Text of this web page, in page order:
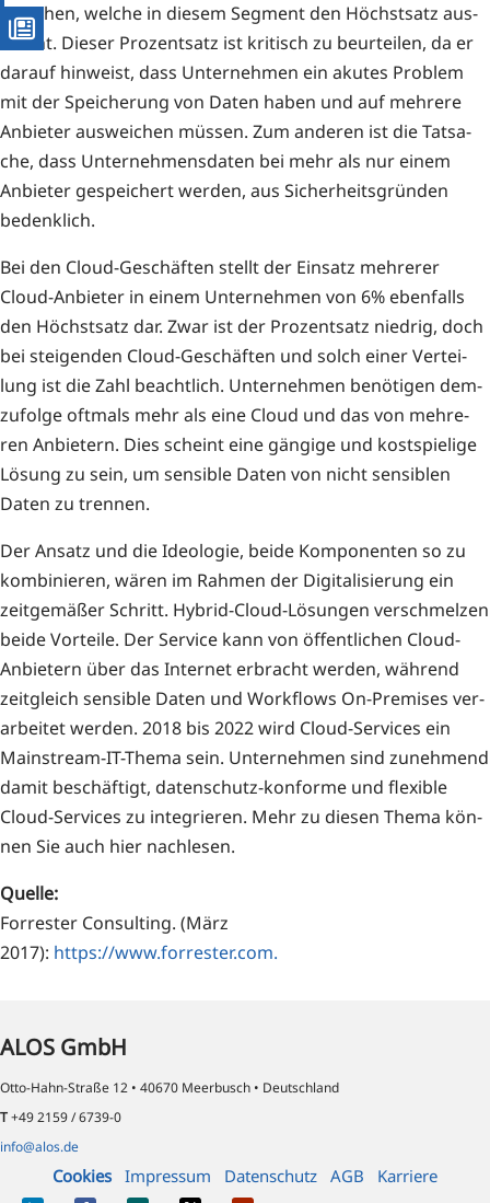
bezie­hen, wel­che in die­sem Seg­ment den Höchst­satz aus­
macht. Die­ser Pro­zent­satz ist kri­tisch zu beur­tei­len, da er
dar­auf hin­weist, dass Unter­neh­men ein aku­tes Pro­blem
mit der Spei­che­rung von Daten haben und auf meh­re­re
Anbie­ter aus­wei­chen müs­sen. Zum ande­ren ist die Tat­sa­
che, dass Unter­neh­mens­da­ten bei mehr als nur einem
Anbie­ter gespei­chert wer­den, aus Sicher­heits­grün­den
bedenklich.
Bei den Cloud-Geschäf­ten stellt der Ein­satz meh­re­rer
Cloud-Anbie­ter in einem Unter­neh­men von 6% eben­falls
den Höchst­satz dar. Zwar ist der Pro­zent­satz nied­rig, doch
bei stei­gen­den Cloud-Geschäf­ten und solch einer Ver­tei­
lung ist die Zahl beacht­lich. Unter­neh­men benö­ti­gen dem­
zu­fol­ge oft­mals mehr als eine Cloud und das von meh­re­
ren Anbie­tern. Dies scheint eine gän­gi­ge und kost­spie­li­ge
Lösung zu sein, um sen­si­ble Daten von nicht sen­si­blen
Daten zu trennen.
Der Ansatz und die Ideo­lo­gie, bei­de Kom­po­nen­ten so zu
kom­bi­nie­ren, wären im Rah­men der Digi­ta­li­sie­rung ein
zeit­ge­mä­ßer Schritt. Hybrid-Cloud-Lösun­gen ver­schmel­zen
bei­de Vor­tei­le. Der Ser­vice kann von öffent­li­chen Cloud-
Anbie­tern über das Inter­net erbracht wer­den, wäh­rend
zeit­gleich sen­si­ble Daten und Work­flows On-Pre­mi­ses ver­
ar­bei­tet wer­den. 2018 bis 2022 wird Cloud-Ser­vices ein
Main­stream-IT-The­ma sein. Unter­neh­men sind zuneh­mend
damit beschäf­tigt, daten­schutz-kon­for­me und fle­xi­ble
Cloud-Ser­vices zu inte­grie­ren. Mehr zu die­sen The­ma kön­
nen Sie auch hier nachlesen.
Quel­le:
For­res­ter Con­sul­ting. (März
2017): https://www.forrester.com.
ALOS GmbH
Otto-Hahn-Straße 12 • 40670 Meerbusch • Deutschland
T+49 2159 / 6739-0
info@alos.de
Cookies Impressum Datenschutz AGB Karriere